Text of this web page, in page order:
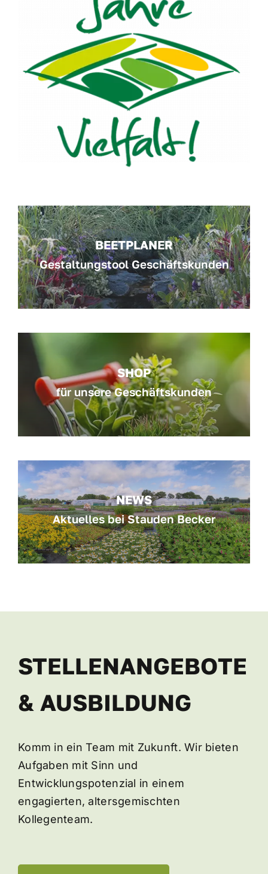
BEETPLANER
Gestaltungstool Geschäftskunden
SHOP
für unsere Geschäftskunden
NEWS
Aktuelles bei Stauden Becker
STELLENANGEBOTE
& AUSBILDUNG
Komm in ein Team mit Zukunft. Wir bieten
Aufgaben mit Sinn und
Entwicklungspotenzial in einem
engagierten, altersgemischten
Kollegenteam.